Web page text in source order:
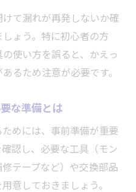
い見積もり取得法
て漏れが再発しないか確
ょう。特に初心者の方
使い方を誤ると、かえっ
るため注意が必要です。
な準備とは
めには、事前準備が重要
認し、必要な工具（モン
テープなど）や交換部品
意しておきましょう。